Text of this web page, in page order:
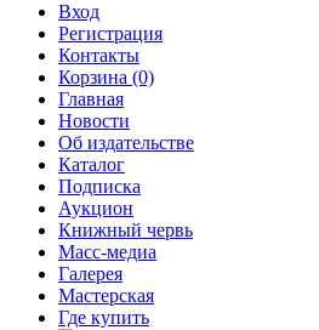
Вход
Регистрация
Контакты
Корзина (0)
Главная
Новости
Об издательстве
Каталог
Подписка
Аукцион
Книжный червь
Масс-медиа
Галерея
Мастерская
Где купить